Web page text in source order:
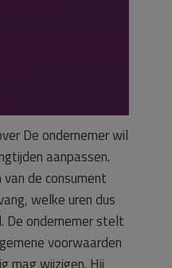
De ondernemer wil
aanpassen.
de consument
welke uren dus
De ondernemer stelt
voorwaarden